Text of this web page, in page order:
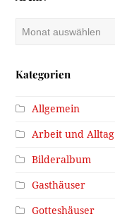
Kategorien
Allgemein
Arbeit und Alltag
Bilderalbum
Gasthäuser
Gotteshäuser